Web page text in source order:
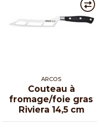
ARCOS
Couteau à
fromage/foie gras
Riviera 14,5 cm